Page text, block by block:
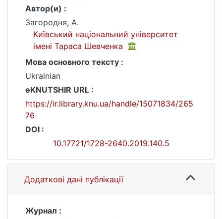
Автор(и) :
Загородня, А.
Київський національний університет
імені Тараса Шевченка
Мова основного тексту :
Ukrainian
eKNUTSHIR URL :
https://ir.library.knu.ua/handle/15071834/265
76
DOI :
10.17721/1728-2640.2019.140.5
Додаткові дані публікації
Журнал :